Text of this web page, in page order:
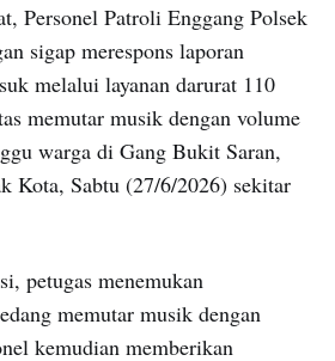
Personel Patroli Enggang Polsek
sigap merespons laporan
melalui layanan darurat 110
memutar musik dengan volume
warga di Gang Bukit Saran,
Kota, Sabtu (27/6/2026) sekitar
petugas menemukan
memutar musik dengan
kemudian memberikan